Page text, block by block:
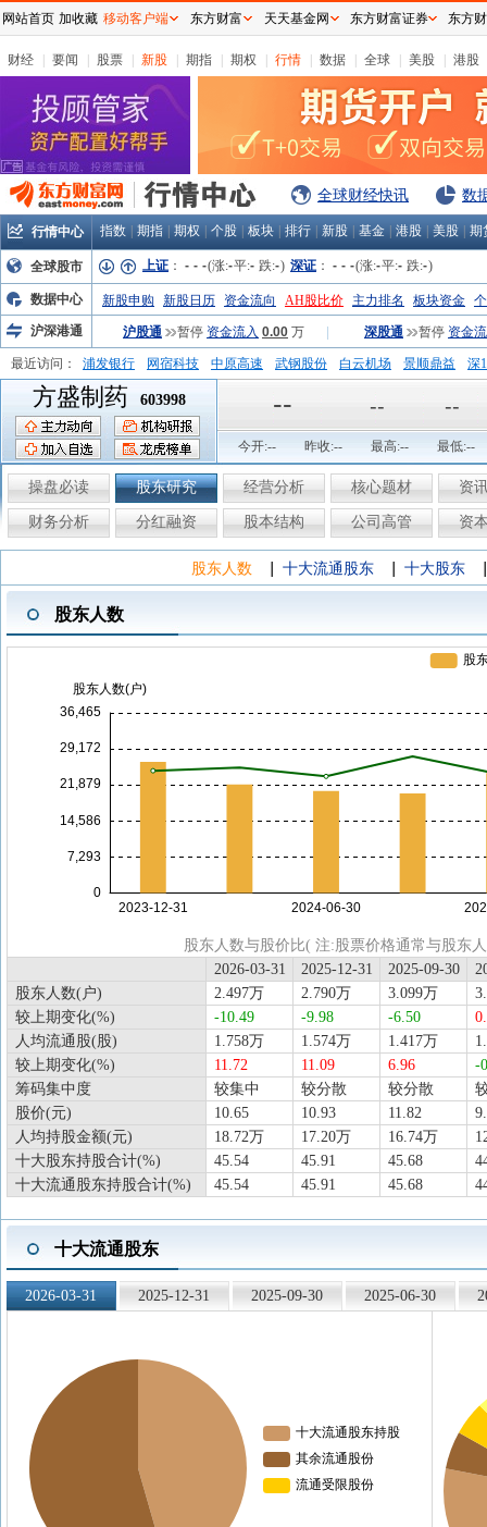
财经 要闻 股票 新股 期指 期权 行情 数据 全球 美股 港股
全球财经快讯 数
行情中心 指数 期指 期权 个股 板块 排行 新股 基金 港股 美股 期
全球股市 上证 ： - - -(涨:-平:- 跌:-) 深证 ： - - -(涨:-平:- 跌:-)
数据中心 新股申购 新股日历 资金流向 AH股比价 主力排名 板块资金
沪深港通
沪股通 暂停 资金流入 0.00 万 深股通 暂停 资金
最近访问： 浦发银行 网宿科技 中原高速 武钢股份 白云机场 景顺鼎益
深
弘业股份
富临运业
方盛制药 603998 -- -- --
今开:-- 昨收:-- 最高:-- 最低:--
操盘必读 股东研究 经营分析 核心题材 资
财务分析 分红融资 股本结构 公司高管 资
股东人数 十大流通股东 十大股东
股东人数
股东人数与股价比( 注:股票价格通常与股东
2026-03-31
2025-12-31 2025-09-30
股东人数(户)
2.497万 2.790万 3.099万
较上期变化(%)
-10.49 -9.98 -6.50
人均流通股(股)
1.758万 1.574万 1.417万
较上期变化(%)
11.72 11.09 6.96
-
筹码集中度
较集中 较分散 较分散
股价(元)
10.65 10.93 11.82
人均持股金额(元)
18.72万 17.20万 16.74万
十大股东持股合计(%)
45.54 45.91 45.68
十大流通股东持股合计(%)
45.54 45.91 45.68
十大流通股东
2026-03-31 2025-12-31 2025-09-30 2025-06-30
网站首页 加收藏 移动客户端 东方财富 天天基金网 东方财富证券 东方